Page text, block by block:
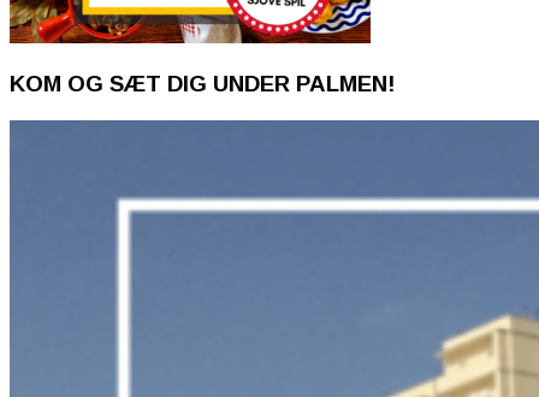
KOM OG SÆT DIG UNDER PALMEN!